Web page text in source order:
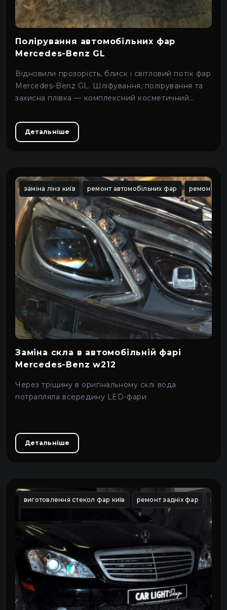
Полірування автомобільних фар
Mercedes-Benz GL
Відновили прозорість, блиск і світловий потік фар
Mercedes-Benz GL. Шліфування, полірування та
захисна плівка — комплексний косметичний
Детальніше
заміна лінз київ ремонт автомобільних фар ремонт
Заміна скла в автомобільній фарі
Mercedes-Benz w212
Через тріщину в оригінальному склі вода
потрапляла всередину LED-фари
Детальніше
виготовлення стекол фар київ ремонт задніх фар